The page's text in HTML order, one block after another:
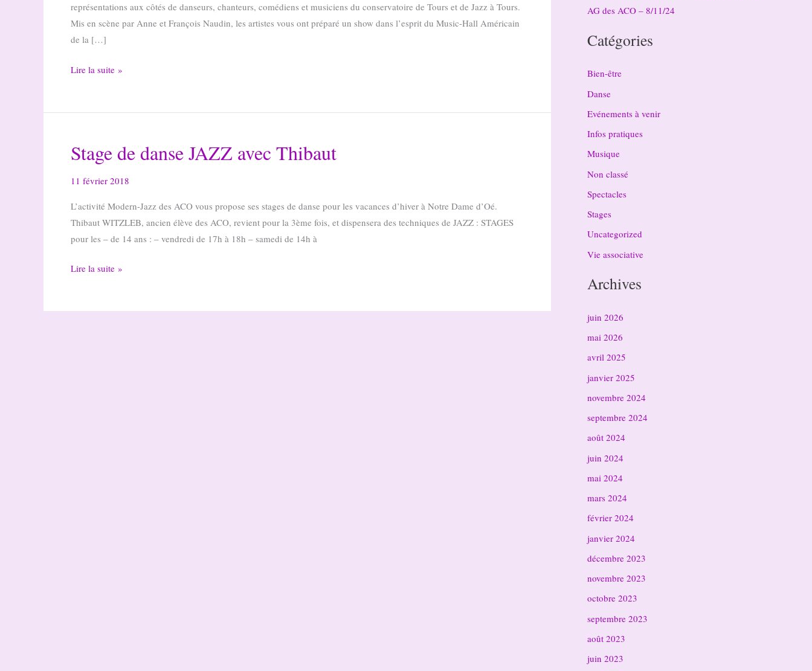
représentations aux côtés de danseurs, chanteurs, comédiens et musiciens du conservatoire de Tours et de Jazz à Tours.
Mis en scène par Anne et François Naudin, les artistes vous ont préparé un show dans l’esprit du Music-Hall Américain
de la […]
Jazzin’
Lire la suite »
Stage de danse JAZZ avec Thibaut
11 février 2018
L’activité Modern-Jazz des ACO vous propose ses stages de danse pour les vacances d’hiver à Notre Dame d’Oé.
Thibaut WITZLEB, ancien élève des ACO, revient pour la 3ème fois, et dispensera des techniques de JAZZ : STAGES
pour les – de 14 ans : – vendredi de 17h à 18h – samedi de 14h à
Stage
Lire la suite »
AG des ACO – 8/11/24
Catégories
Bien-être
Danse
Evénements à venir
Infos pratiques
Musique
Non classé
Spectacles
Stages
Uncategorized
Vie associative
Archives
juin 2026
mai 2026
avril 2025
janvier 2025
novembre 2024
septembre 2024
août 2024
juin 2024
mai 2024
mars 2024
février 2024
janvier 2024
décembre 2023
novembre 2023
octobre 2023
septembre 2023
août 2023
juin 2023